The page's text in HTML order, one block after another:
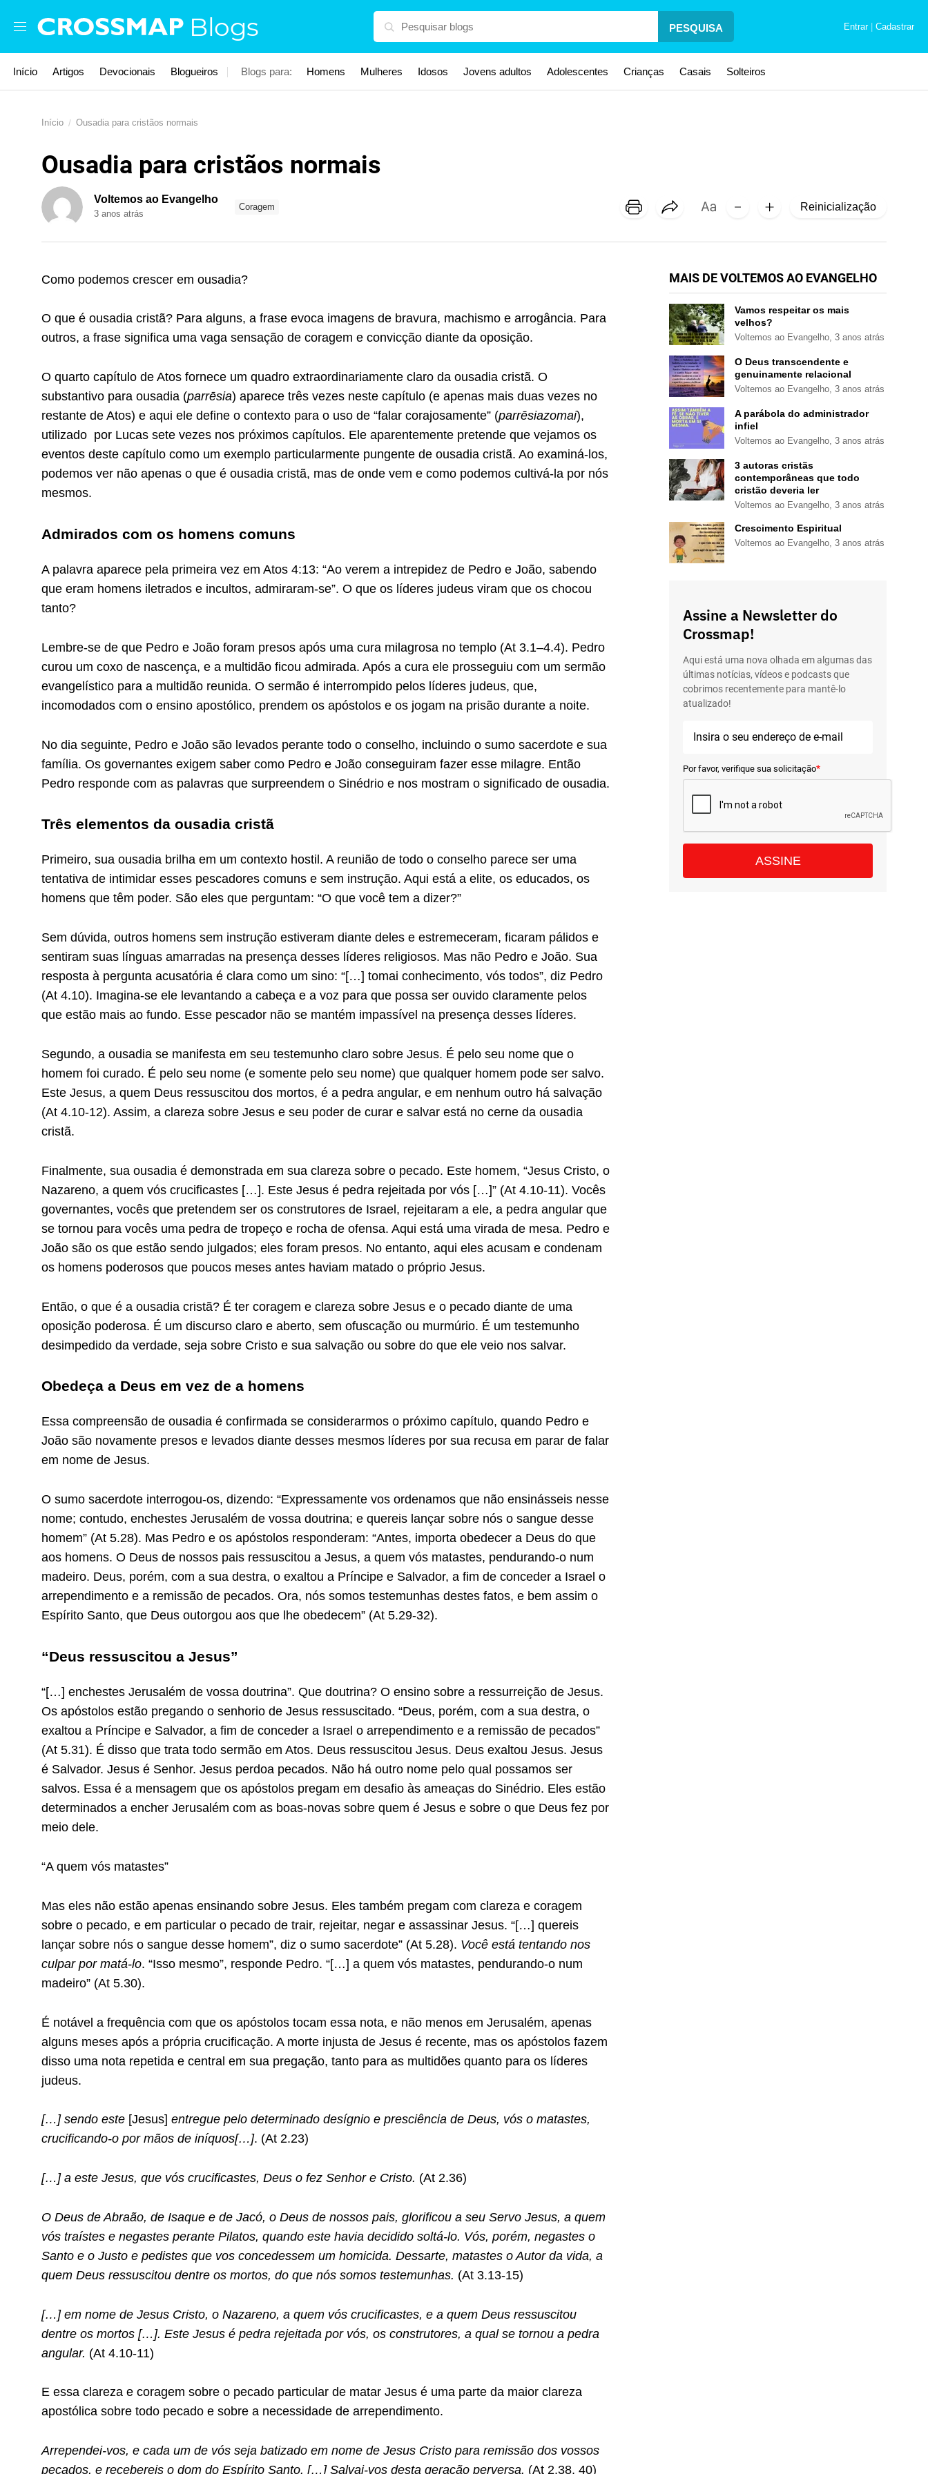
Blogs PESQUISA Entrar | Cadastrar
Início Artigos Devocionais Blogueiros Blogs para: Homens Mulheres Idosos Jovens adultos Adolescentes Crianças Casais Solteiros
Início Ousadia para cristãos normais
Ousadia para cristãos normais
Voltemos ao Evangelho
3 anos atrás
Coragem Reinicialização
Como podemos crescer em ousadia?
O que é ousadia cristã? Para alguns, a frase evoca imagens de bravura, machismo e arrogância. Para
outros, a frase significa uma vaga sensação de coragem e convicção diante da oposição.
O quarto capítulo de Atos fornece um quadro extraordinariamente claro da ousadia cristã. O
substantivo para ousadia (parrēsia) aparece três vezes neste capítulo (e apenas mais duas vezes no
restante de Atos) e aqui ele define o contexto para o uso de “falar corajosamente” (parrēsiazomai),
utilizado por Lucas sete vezes nos próximos capítulos. Ele aparentemente pretende que vejamos os
eventos deste capítulo como um exemplo particularmente pungente de ousadia cristã. Ao examiná-los,
podemos ver não apenas o que é ousadia cristã, mas de onde vem e como podemos cultivá-la por nós
mesmos.
Admirados com os homens comuns
A palavra aparece pela primeira vez em Atos 4:13: “Ao verem a intrepidez de Pedro e João, sabendo
que eram homens iletrados e incultos, admiraram-se”. O que os líderes judeus viram que os chocou
tanto?
Lembre-se de que Pedro e João foram presos após uma cura milagrosa no templo (At 3.1–4.4). Pedro
curou um coxo de nascença, e a multidão ficou admirada. Após a cura ele prosseguiu com um sermão
evangelístico para a multidão reunida. O sermão é interrompido pelos líderes judeus, que,
incomodados com o ensino apostólico, prendem os apóstolos e os jogam na prisão durante a noite.
No dia seguinte, Pedro e João são levados perante todo o conselho, incluindo o sumo sacerdote e sua
família. Os governantes exigem saber como Pedro e João conseguiram fazer esse milagre. Então
Pedro responde com as palavras que surpreendem o Sinédrio e nos mostram o significado de ousadia.
Três elementos da ousadia cristã
Primeiro, sua ousadia brilha em um contexto hostil. A reunião de todo o conselho parece ser uma
tentativa de intimidar esses pescadores comuns e sem instrução. Aqui está a elite, os educados, os
homens que têm poder. São eles que perguntam: “O que você tem a dizer?”
Sem dúvida, outros homens sem instrução estiveram diante deles e estremeceram, ficaram pálidos e
sentiram suas línguas amarradas na presença desses líderes religiosos. Mas não Pedro e João. Sua
resposta à pergunta acusatória é clara como um sino: “[…] tomai conhecimento, vós todos”, diz Pedro
(At 4.10). Imagina-se ele levantando a cabeça e a voz para que possa ser ouvido claramente pelos
que estão mais ao fundo. Esse pescador não se mantém impassível na presença desses líderes.
Segundo, a ousadia se manifesta em seu testemunho claro sobre Jesus. É pelo seu nome que o
homem foi curado. É pelo seu nome (e somente pelo seu nome) que qualquer homem pode ser salvo.
Este Jesus, a quem Deus ressuscitou dos mortos, é a pedra angular, e em nenhum outro há salvação
(At 4.10-12). Assim, a clareza sobre Jesus e seu poder de curar e salvar está no cerne da ousadia
cristã.
Finalmente, sua ousadia é demonstrada em sua clareza sobre o pecado. Este homem, “Jesus Cristo, o
Nazareno, a quem vós crucificastes […]. Este Jesus é pedra rejeitada por vós […]” (At 4.10-11). Vocês
governantes, vocês que pretendem ser os construtores de Israel, rejeitaram a ele, a pedra angular que
se tornou para vocês uma pedra de tropeço e rocha de ofensa. Aqui está uma virada de mesa. Pedro e
João são os que estão sendo julgados; eles foram presos. No entanto, aqui eles acusam e condenam
os homens poderosos que poucos meses antes haviam matado o próprio Jesus.
Então, o que é a ousadia cristã? É ter coragem e clareza sobre Jesus e o pecado diante de uma
oposição poderosa. É um discurso claro e aberto, sem ofuscação ou murmúrio. É um testemunho
desimpedido da verdade, seja sobre Cristo e sua salvação ou sobre do que ele veio nos salvar.
Obedeça a Deus em vez de a homens
Essa compreensão de ousadia é confirmada se considerarmos o próximo capítulo, quando Pedro e
João são novamente presos e levados diante desses mesmos líderes por sua recusa em parar de falar
em nome de Jesus.
O sumo sacerdote interrogou-os, dizendo: “Expressamente vos ordenamos que não ensinásseis nesse
nome; contudo, enchestes Jerusalém de vossa doutrina; e quereis lançar sobre nós o sangue desse
homem” (At 5.28). Mas Pedro e os apóstolos responderam: “Antes, importa obedecer a Deus do que
aos homens. O Deus de nossos pais ressuscitou a Jesus, a quem vós matastes, pendurando-o num
madeiro. Deus, porém, com a sua destra, o exaltou a Príncipe e Salvador, a fim de conceder a Israel o
arrependimento e a remissão de pecados. Ora, nós somos testemunhas destes fatos, e bem assim o
Espírito Santo, que Deus outorgou aos que lhe obedecem” (At 5.29-32).
“Deus ressuscitou a Jesus”
“[…] enchestes Jerusalém de vossa doutrina”. Que doutrina? O ensino sobre a ressurreição de Jesus.
Os apóstolos estão pregando o senhorio de Jesus ressuscitado. “Deus, porém, com a sua destra, o
exaltou a Príncipe e Salvador, a fim de conceder a Israel o arrependimento e a remissão de pecados”
(At 5.31). É disso que trata todo sermão em Atos. Deus ressuscitou Jesus. Deus exaltou Jesus. Jesus
é Salvador. Jesus é Senhor. Jesus perdoa pecados. Não há outro nome pelo qual possamos ser
salvos. Essa é a mensagem que os apóstolos pregam em desafio às ameaças do Sinédrio. Eles estão
determinados a encher Jerusalém com as boas-novas sobre quem é Jesus e sobre o que Deus fez por
meio dele.
“A quem vós matastes”
Mas eles não estão apenas ensinando sobre Jesus. Eles também pregam com clareza e coragem
sobre o pecado, e em particular o pecado de trair, rejeitar, negar e assassinar Jesus. “[…] quereis
lançar sobre nós o sangue desse homem”, diz o sumo sacerdote” (At 5.28). Você está tentando nos
culpar por matá-lo. “Isso mesmo”, responde Pedro. “[…] a quem vós matastes, pendurando-o num
madeiro” (At 5.30).
É notável a frequência com que os apóstolos tocam essa nota, e não menos em Jerusalém, apenas
alguns meses após a própria crucificação. A morte injusta de Jesus é recente, mas os apóstolos fazem
disso uma nota repetida e central em sua pregação, tanto para as multidões quanto para os líderes
judeus.
[…] sendo este [Jesus] entregue pelo determinado desígnio e presciência de Deus, vós o matastes,
crucificando-o por mãos de iníquos[…]. (At 2.23)
[…] a este Jesus, que vós crucificastes, Deus o fez Senhor e Cristo. (At 2.36)
O Deus de Abraão, de Isaque e de Jacó, o Deus de nossos pais, glorificou a seu Servo Jesus, a quem
vós traístes e negastes perante Pilatos, quando este havia decidido soltá-lo. Vós, porém, negastes o
Santo e o Justo e pedistes que vos concedessem um homicida. Dessarte, matastes o Autor da vida, a
quem Deus ressuscitou dentre os mortos, do que nós somos testemunhas. (At 3.13-15)
[…] em nome de Jesus Cristo, o Nazareno, a quem vós crucificastes, e a quem Deus ressuscitou
dentre os mortos […]. Este Jesus é pedra rejeitada por vós, os construtores, a qual se tornou a pedra
angular. (At 4.10-11)
E essa clareza e coragem sobre o pecado particular de matar Jesus é uma parte da maior clareza
apostólica sobre todo pecado e sobre a necessidade de arrependimento.
Arrependei-vos, e cada um de vós seja batizado em nome de Jesus Cristo para remissão dos vossos
pecados, e recebereis o dom do Espírito Santo. […] Salvai-vos desta geração perversa. (At 2.38, 40)
MAIS DE VOLTEMOS AO EVANGELHO
Vamos respeitar os mais
velhos?
Voltemos ao Evangelho 3 anos atrás
O Deus transcendente e
genuinamente relacional
Voltemos ao Evangelho 3 anos atrás
A parábola do administrador
infiel
Voltemos ao Evangelho 3 anos atrás
3 autoras cristãs
contemporâneas que todo
cristão deveria ler
Voltemos ao Evangelho 3 anos atrás
Crescimento Espiritual
Voltemos ao Evangelho 3 anos atrás
Assine a Newsletter do
Crossmap!
Aqui está uma nova olhada em algumas das
últimas notícias, vídeos e podcasts que
cobrimos recentemente para mantê-lo
atualizado!
Por favor, verifique sua solicitação*
ASSINE